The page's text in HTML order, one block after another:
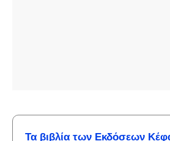
Τα βιβλία των Εκδόσεων